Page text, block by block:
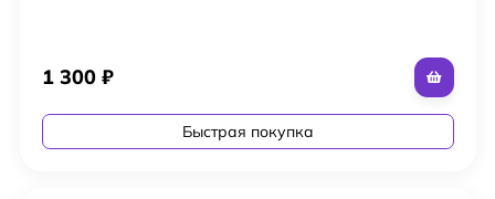
1 300 ₽
Быстрая покупка